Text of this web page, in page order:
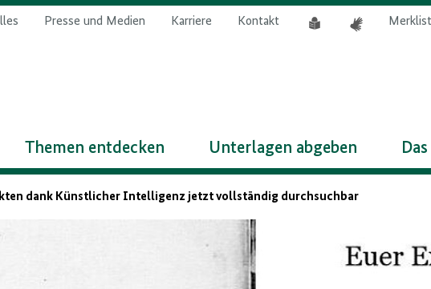
Presse und Medien Karriere Kontakt
Leichte
Themen entdecken Unterlagen abgeben
dank Künstlicher Intelligenz jetzt vollständig durchsuchbar